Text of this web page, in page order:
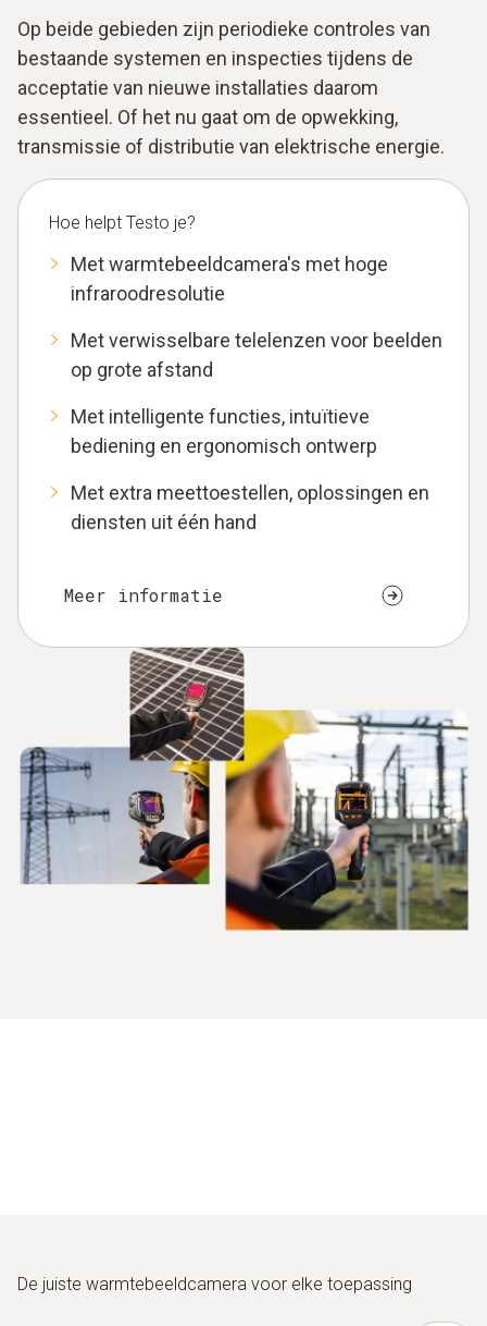
Op beide gebieden zijn periodieke controles van
bestaande systemen en inspecties tijdens de
acceptatie van nieuwe installaties daarom
essentieel. Of het nu gaat om de opwekking,
transmissie of distributie van elektrische energie.
Hoe helpt Testo je?
Met warmtebeeldcamera's met hoge
infraroodresolutie
Met verwisselbare telelenzen voor beelden
op grote afstand
Met intelligente functies, intuïtieve
bediening en ergonomisch ontwerp
Met extra meettoestellen, oplossingen en
diensten uit één hand
Meer informatie
De juiste warmtebeeldcamera voor elke toepassing